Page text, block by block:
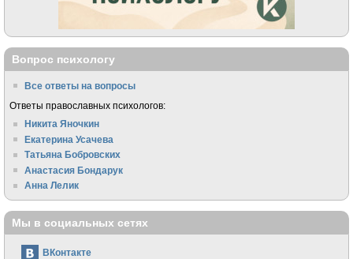
Вопрос психологу
Все ответы на вопросы
Ответы православных психологов:
Никита Яночкин
Екатерина Усачева
Татьяна Бобровских
Анастасия Бондарук
Анна Лелик
Мы в социальных сетях
ВКонтакте